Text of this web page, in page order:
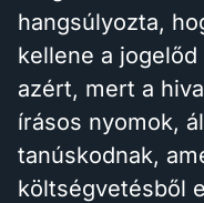
hangsúlyozta,
kellene a
azért, mert a
írásos nyomok,
tanúskodnak,
költségvetésből